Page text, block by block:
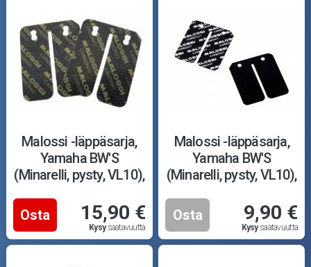
Malossi -läppäsarja,
Yamaha BW'S
(Minarelli, pysty, VL10),
Osta
15,90 €
Kysysaatavuutta
Malossi -läppäsarja,
Yamaha BW'S
(Minarelli, pysty, VL10),
Osta
9,90 €
Kysysaatavuutta